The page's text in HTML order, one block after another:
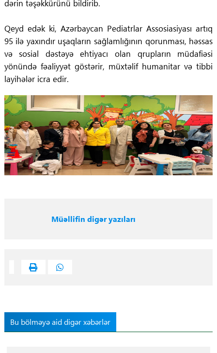
dərin təşəkkürünü bildirib.
Qeyd edək ki, Azərbaycan Pediatrlar Assosiasiyası artıq
95 ilə yaxındır uşaqların sağlamlığının qorunması, həssas
və sosial dəstəyə ehtiyacı olan qrupların müdafiəsi
yönündə fəaliyyət göstərir, müxtəlif humanitar və tibbi
layihələr icra edir.
Müəllifin digər yazıları
Bu bölməyə aid digər xəbərlər